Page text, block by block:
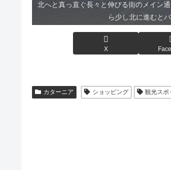
北へと真っ直ぐ長々と伸びる街のメイン
ら少し北に進むと
X
カターニア ショッピング 観光スポ